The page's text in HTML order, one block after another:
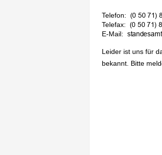
Telefon:
Telefax:
E-Mail:
Leider ist uns für
bekannt. Bitte